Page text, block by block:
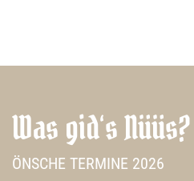
Was gid‘s Nüüs?
ÖNSCHE TERMINE 2026